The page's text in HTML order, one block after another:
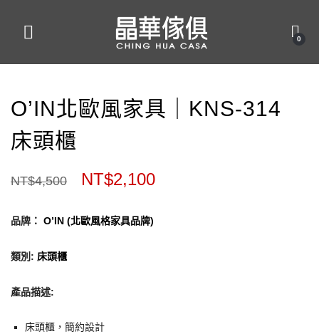
0
O’IN北歐風家具｜KNS-314
床頭櫃
NT$4,500 NT$2,100
品牌： O’IN (北歐風格家具品牌)
類別 : 床頭櫃
產品描述:
床頭櫃，簡約設計